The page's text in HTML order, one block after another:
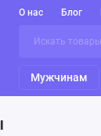
О нас Блог
Мужчинам